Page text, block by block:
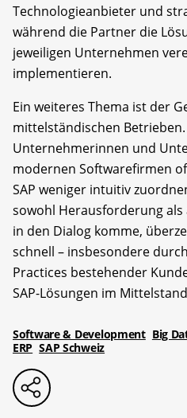
Technologieanbieter und
während die Partner die
jeweiligen Unternehmen
implementieren.
Ein weiteres Thema ist der
mittelständischen Betrieben.
Unternehmerinnen und
modernen Softwarefirmen
SAP weniger intuitiv
sowohl Herausforderung als
in den Dialog komme,
schnell – insbesondere
Practices bestehender
SAP-Lösungen im
Software & Development Big
ERP SAP Schweiz